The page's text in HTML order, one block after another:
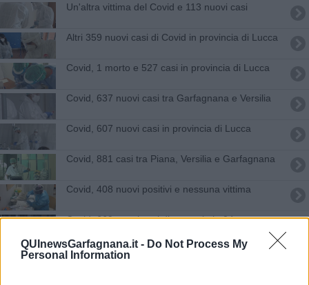
QUInewsGarfagnana.it - Do Not Process My
Personal Information
Un'altra vittima del Covid e 113 nuovi casi
Altri 359 nuovi casi di Covid in provincia di Lucca
Covid, 1 morto e 527 casi in provincia di Lucca
Covid, 637 nuovi casi tra Garfagnana e Versilia
Covid, 607 nuovi casi in provincia di Lucca
​Covid, 881 casi tra Piana, Versilia e Garfagnana
Covid, 408 nuovi positivi e nessuna vittima
Covid, 669 nuovi casi di contagio in 24 ore
Covid, una vittima e 888 nuovi casi